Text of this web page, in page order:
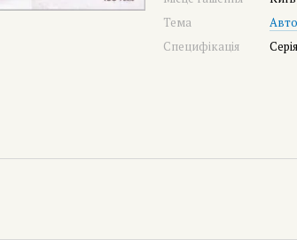
Тема
Специфікація